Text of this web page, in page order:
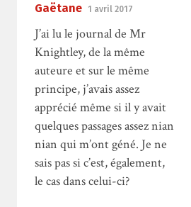
Gaëtane 1 avril 2017
J’ai lu le journal de Mr
Knightley, de la même
auteure et sur le même
principe, j’avais assez
apprécié même si il y avait
quelques passages assez nian
nian qui m’ont géné. Je ne
sais pas si c’est, également,
le cas dans celui-ci?